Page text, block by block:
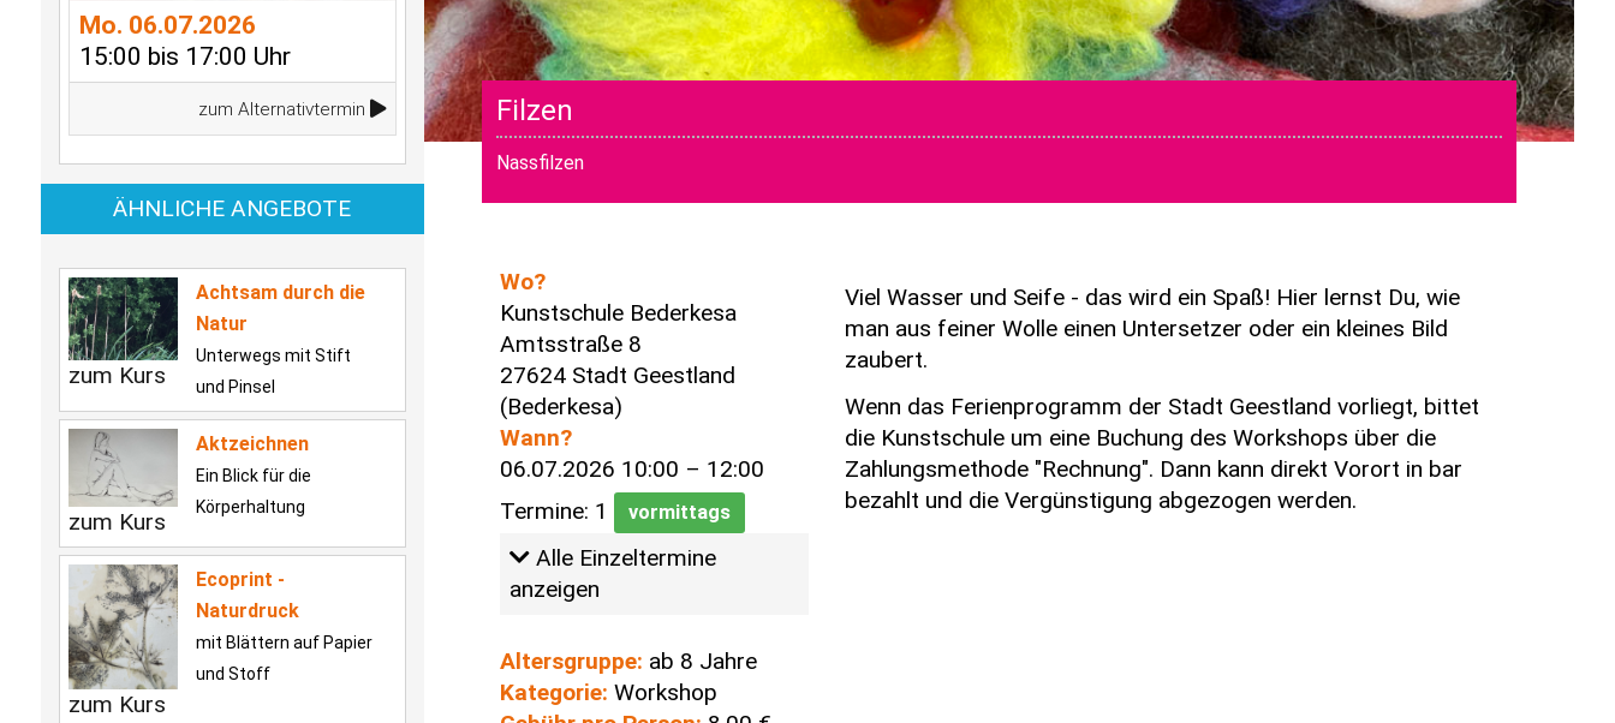
Mo. 06.07.2026
15:00 bis 17:00 Uhr
zum Alternativtermin
ÄHNLICHE ANGEBOTE
zum Kurs
Achtsam durch die
Natur
Unterwegs mit Stift
und Pinsel
zum Kurs
Aktzeichnen
Ein Blick für die
Körperhaltung
zum Kurs
Ecoprint -
Naturdruck
mit Blättern auf Papier
und Stoff
Filzen
Nassfilzen
Wo?
Kunstschule Bederkesa
Amtsstraße 8
27624 Stadt Geestland
(Bederkesa)
Wann?
06.07.2026 10:00 – 12:00
Termine: 1
vormittags
Alle Einzeltermine
anzeigen
Altersgruppe: ab 8 Jahre
Kategorie: Workshop
Viel Wasser und Seife - das wird ein Spaß! Hier lernst Du, wie
man aus feiner Wolle einen Untersetzer oder ein kleines Bild
zaubert.
Wenn das Ferienprogramm der Stadt Geestland vorliegt, bittet
die Kunstschule um eine Buchung des Workshops über die
Zahlungsmethode "Rechnung". Dann kann direkt Vorort in bar
bezahlt und die Vergünstigung abgezogen werden.